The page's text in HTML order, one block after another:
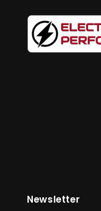
Newsletter